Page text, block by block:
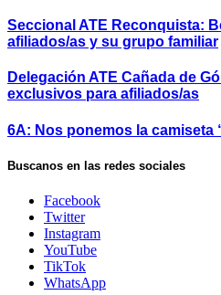
Seccional ATE Reconquista:
afiliados/as y su grupo familiar
Delegación ATE Cañada de
exclusivos para afiliados/as
6A: Nos ponemos la camiseta
Buscanos en las redes sociales
Facebook
Twitter
Instagram
YouTube
TikTok
WhatsApp